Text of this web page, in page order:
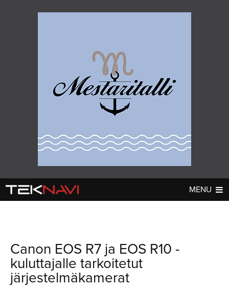
MENU
AJETUT
KOMMENTTI
HUHUT
TESTIT
KOMMENTTI
Canon EOS R7 ja EOS R10 -
kuluttajalle tarkoitetut
järjestelmäkamerat